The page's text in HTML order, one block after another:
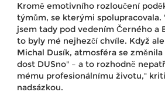
Kromě emotivního rozloučení
týmům, se kterými spolupracovala.
jsem tady pod vedením Černého a
to byly mé nejhezčí chvíle. Když
Michal Dusík, atmosféra se
dost DUSno" – a to rozhodně
mému profesionálnímu životu,"
nadsázkou.